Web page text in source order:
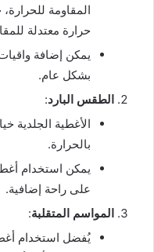
المقاومة
حرارة معتدلة
يمكن إضافة
بشكل عام.
الطقس البارد:
الأغطية الجلدية
بالحرارة.
يمكن استخدام
على راحة إضافية.
المواسم المتقلبة:
يُفضل استخدام